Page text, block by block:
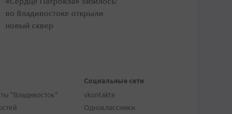
во Владивостоке открыли
новый сквер
"Владивосток"
Социальные сети
vkontakte
Одноклассники